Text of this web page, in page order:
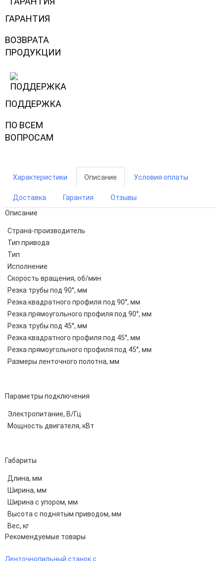
ГАРАНТИЯ
ВОЗВРАТА
ПРОДУКЦИИ
ПОДДЕРЖКА
ПО ВСЕМ
ВОПРОСАМ
Характеристики Описание Условия оплаты
Доставка Гарантия
Отзывы
Описание
Страна-производитель
Тип привода
Тип
Исполнение
Скорость вращения, об/мин
Резка трубы под 90°, мм
Резка квадратного профиля под 90°, мм
Резка прямоугольного профиля под 90°, мм
Резка трубы под 45°, мм
Резка квадратного профиля под 45°, мм
Резка прямоугольного профиля под 45°, мм
Размеры ленточного полотна, мм
Параметры подключения
Электропитание, В/Гц
Мощность двигателя, кВт
Габариты
Длина, мм
Ширина, мм
Ширина с упором, мм
Высота с поднятым приводом, мм
Вес, кг
Рекомендуемые товары
Ленточнопильный станок с